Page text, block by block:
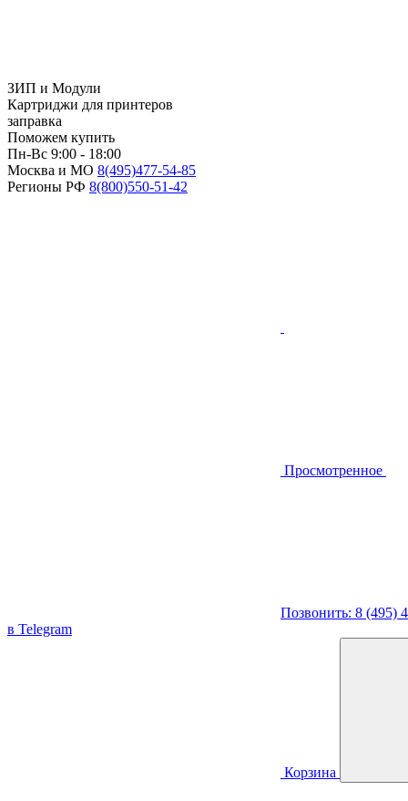
ЗИП и Модули
Картриджи для принтеров
заправка
Поможем купить
Пн-Вс 9:00 - 18:00
Москва и МО 8(495)477-54-85
Регионы РФ 8(800)550-51-42
Просмотренное
Позвонить: 8 (495)
в Telegram
Корзина